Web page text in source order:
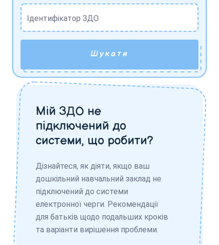
Ідентифікатор ЗДО
Шукати
Мій ЗДО не
підключений до
системи, що робити?
Дізнайтеся, як діяти, якщо ваш
дошкільний навчальний заклад не
підключений до системи
електронної черги. Рекомендації
для батьків щодо подальших кроків
та варіанти вирішення проблеми.